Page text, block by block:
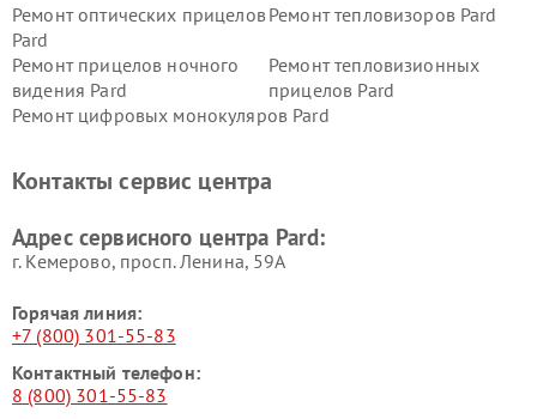
Ремонт оптических прицелов
Pard
Ремонт тепловизоров Pard
Ремонт прицелов ночного
видения Pard
Ремонт тепловизионных
прицелов Pard
Ремонт цифровых монокуляров Pard
Контакты сервис центра
Адрес сервисного центра Pard:
г. Кемерово, просп. Ленина, 59А
Горячая линия:
+7 (800) 301-55-83
Контактный телефон:
8 (800) 301-55-83